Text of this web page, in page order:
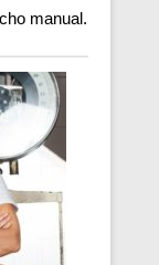
manual.